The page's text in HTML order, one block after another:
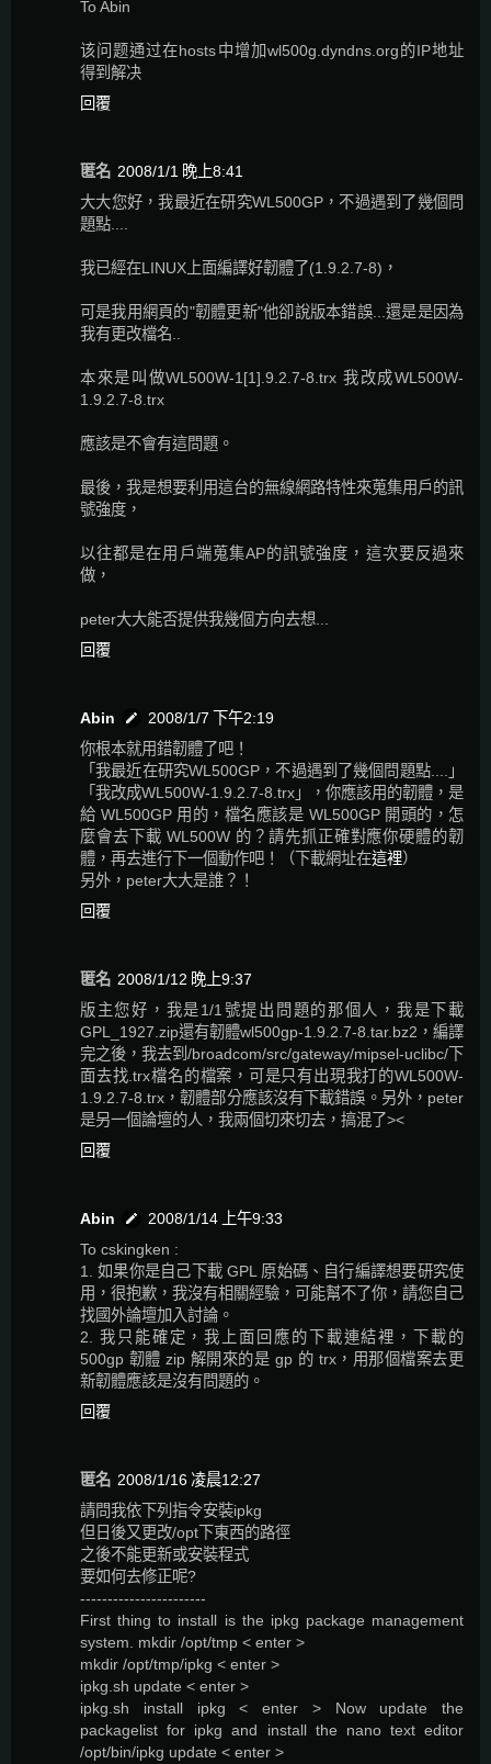
To Abin
该问题通过在hosts中增加wl500g.dyndns.org的IP地址
得到解决
回覆
匿名 2008/1/1 晚上8:41
大大您好，我最近在研究WL500GP，不過遇到了幾個問
題點....
我已經在LINUX上面編譯好韌體了(1.9.2.7-8)，
可是我用網頁的"韌體更新"他卻說版本錯誤...還是是因為
我有更改檔名..
本來是叫做WL500W-1[1].9.2.7-8.trx 我改成WL500W-
1.9.2.7-8.trx
應該是不會有這問題。
最後，我是想要利用這台的無線網路特性來蒐集用戶的訊
號強度，
以往都是在用戶端蒐集AP的訊號強度，這次要反過來
做，
peter大大能否提供我幾個方向去想...
回覆
Abin
2008/1/7 下午2:19
你根本就用錯韌體了吧！
「我最近在研究WL500GP，不過遇到了幾個問題點....」
「我改成WL500W-1.9.2.7-8.trx」，你應該用的韌體，是
給 WL500GP 用的，檔名應該是 WL500GP 開頭的，怎
麼會去下載 WL500W 的？請先抓正確對應你硬體的韌
體，再去進行下一個動作吧！（下載網址在這裡）
另外，peter大大是誰？！
回覆
匿名 2008/1/12 晚上9:37
版主您好，我是1/1號提出問題的那個人，我是下載
GPL_1927.zip還有韌體wl500gp-1.9.2.7-8.tar.bz2，編譯
完之後，我去到/broadcom/src/gateway/mipsel-uclibc/下
面去找.trx檔名的檔案，可是只有出現我打的WL500W-
1.9.2.7-8.trx，韌體部分應該沒有下載錯誤。另外，peter
是另一個論壇的人，我兩個切來切去，搞混了><
回覆
Abin
2008/1/14 上午9:33
To cskingken :
1. 如果你是自己下載 GPL 原始碼、自行編譯想要研究使
用，很抱歉，我沒有相關經驗，可能幫不了你，請您自己
找國外論壇加入討論。
2. 我只能確定，我上面回應的下載連結裡，下載的
500gp 韌體 zip 解開來的是 gp 的 trx，用那個檔案去更
新韌體應該是沒有問題的。
回覆
匿名 2008/1/16 凌晨12:27
請問我依下列指令安裝ipkg
但日後又更改/opt下東西的路徑
之後不能更新或安裝程式
要如何去修正呢?
-----------------------
First thing to install is the ipkg package management
system. mkdir /opt/tmp < enter >
mkdir /opt/tmp/ipkg < enter >
ipkg.sh update < enter >
ipkg.sh install ipkg < enter > Now update the
packagelist for ipkg and install the nano text editor
/opt/bin/ipkg update < enter >